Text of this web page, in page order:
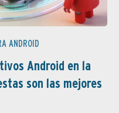
ANDROID
Android en la
son las mejores